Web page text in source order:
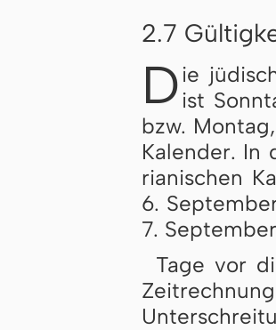
2.7
D ie
ist
bzw.
Ka­len­der.
ri­a­ni­schen
6.
7.
Tage vor